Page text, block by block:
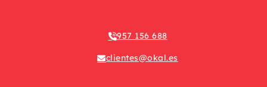
957 156 688
clientes@okal.es